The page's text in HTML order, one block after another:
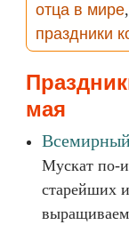
отца в мире,
праздники
мая
Мускат по-
старейших